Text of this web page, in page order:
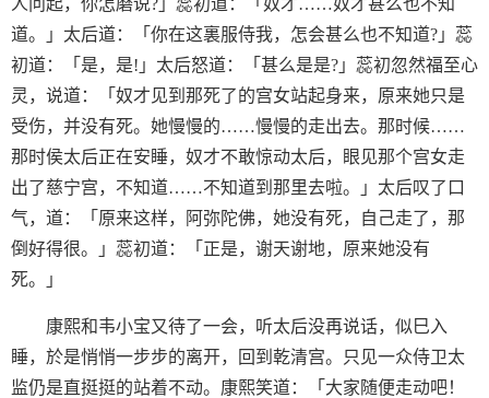
人问起，你怎磨说?」蕊初道：「奴才……奴才甚么也不知
道。」太后道：「你在这裏服侍我，怎会甚么也不知道?」蕊
初道：「是，是!」太后怒道：「甚么是是?」蕊初忽然福至心
灵，说道：「奴才见到那死了的宫女站起身来，原来她只是
受伤，并没有死。她慢慢的……慢慢的走出去。那时候……
那时侯太后正在安睡，奴才不敢惊动太后，眼见那个宫女走
出了慈宁宫，不知道……不知道到那里去啦。」太后叹了口
气，道：「原来这样，阿弥陀佛，她没有死，自己走了，那
倒好得很。」蕊初道：「正是，谢天谢地，原来她没有
死。」
康熙和韦小宝又待了一会，听太后没再说话，似巳入
睡，於是悄悄一步步的离开，回到乾清宫。只见一众侍卫太
监仍是直挺挺的站着不动。康熙笑道：「大家随便走动吧！